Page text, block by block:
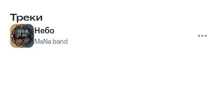
Треки
Небо
MaNa band